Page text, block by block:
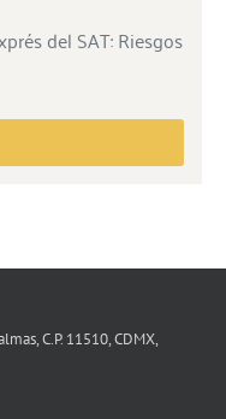
del SAT: Riesgos
C.P. 11510, CDMX,